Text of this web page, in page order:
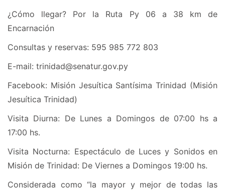
¿Cómo llegar? Por la Ruta Py 06 a 38 km de
Encarnación
Consultas y reservas: 595 985 772 803
E-mail: trinidad@senatur.gov.py
Facebook: Misión Jesuítica Santísima Trinidad (Misión
Jesuítica Trinidad)
Visita Diurna: De Lunes a Domingos de 07:00 hs a
17:00 hs.
Visita Nocturna: Espectáculo de Luces y Sonidos en
Misión de Trinidad: De Viernes a Domingos 19:00 hs.
Considerada como “la mayor y mejor de todas las